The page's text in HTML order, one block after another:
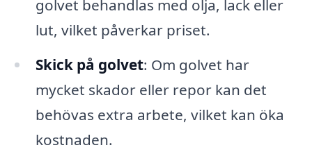
golvet behandlas med olja, lack eller
lut, vilket påverkar priset.
Skick på golvet: Om golvet har
mycket skador eller repor kan det
behövas extra arbete, vilket kan öka
kostnaden.